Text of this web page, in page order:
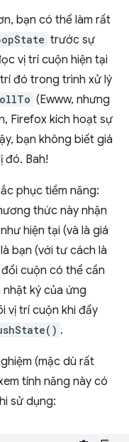
bạn có thể làm rất
trước sự
vị trí cuộn hiện tại
đó trong trình xử lý
(Ewww, nhưng
Firefox kích hoạt sự
bạn không biết giá
đó. Bah!
phục tiềm năng:
thức này nhận
hiện tại (và là giá
bạn (với tư cách là
cuộn có thể cần
ký của ứng
vị trí cuộn khi đẩy
.
(mặc dù rất
tính năng này có
sử dụng: